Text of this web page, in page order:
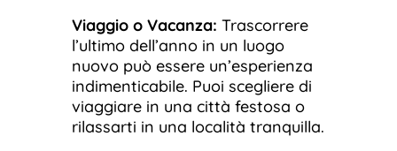
Viaggio o Vacanza: Trascorrere
l’ultimo dell’anno in un luogo
nuovo può essere un’esperienza
indimenticabile. Puoi scegliere di
viaggiare in una città festosa o
rilassarti in una località tranquilla.